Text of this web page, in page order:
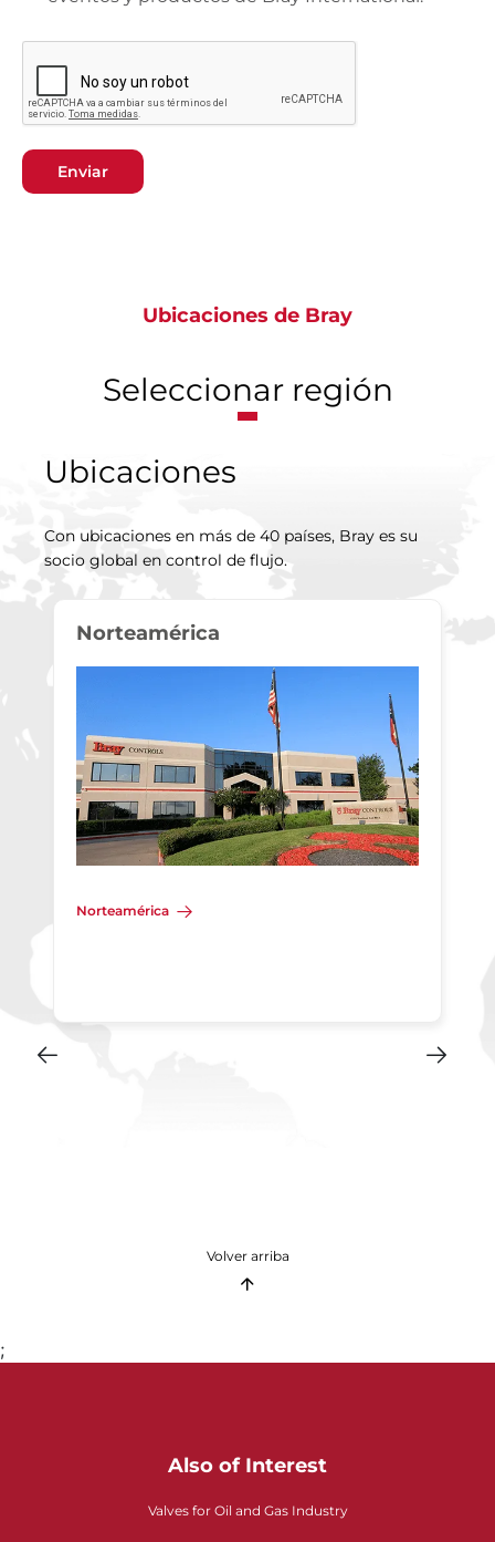
Enviar
Ubicaciones de Bray
Seleccionar región
Ubicaciones
Con ubicaciones en más de 40 países, Bray es su
socio global en control de flujo.
Norteamérica
Norteamérica
Volver arriba
;
Also of Interest
Valves for Oil and Gas Industry